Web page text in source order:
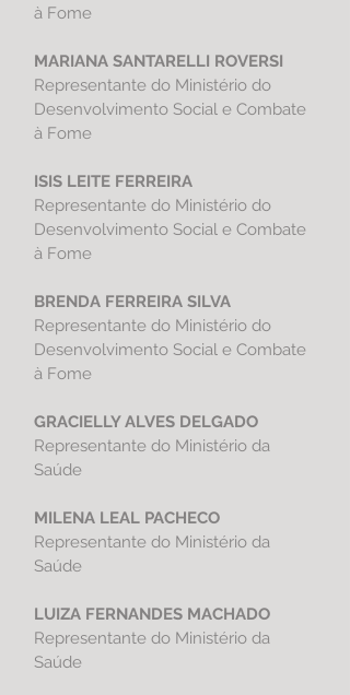
à Fome
MARIANA SANTARELLI ROVERSI
Representante do Ministério do
Desenvolvimento Social e Combate
à Fome
ISIS LEITE FERREIRA
Representante do Ministério do
Desenvolvimento Social e Combate
à Fome
BRENDA FERREIRA SILVA
Representante do Ministério do
Desenvolvimento Social e Combate
à Fome
GRACIELLY ALVES DELGADO
Representante do Ministério da
Saúde
MILENA LEAL PACHECO
Representante do Ministério da
Saúde
LUIZA FERNANDES MACHADO
Representante do Ministério da
Saúde